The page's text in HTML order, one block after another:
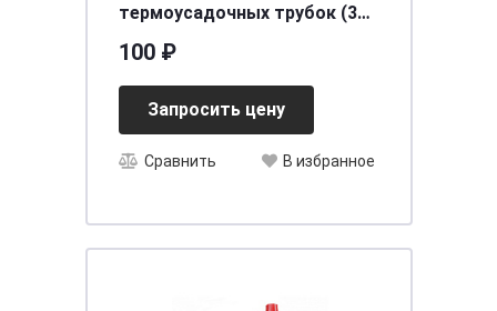
термоусадочных трубок (35
100 ₽
Запросить цену
Сравнить В избранное